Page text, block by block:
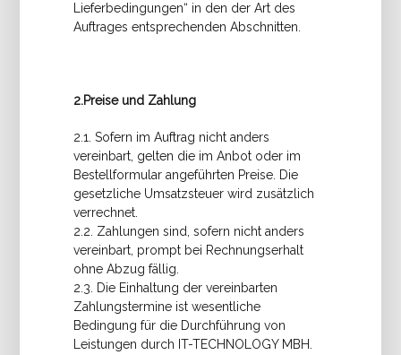
Lieferbedingungen“ in den der Art des
Auftrages entsprechenden Abschnitten.
2.Preise und Zahlung
2.1. Sofern im Auftrag nicht anders
vereinbart, gelten die im Anbot oder im
Bestellformular angeführten Preise. Die
gesetzliche Umsatzsteuer wird zusätzlich
verrechnet.
2.2. Zahlungen sind, sofern nicht anders
vereinbart, prompt bei Rechnungserhalt
ohne Abzug fällig.
2.3. Die Einhaltung der vereinbarten
Zahlungstermine ist wesentliche
Bedingung für die Durchführung von
Leistungen durch IT-TECHNOLOGY MBH.